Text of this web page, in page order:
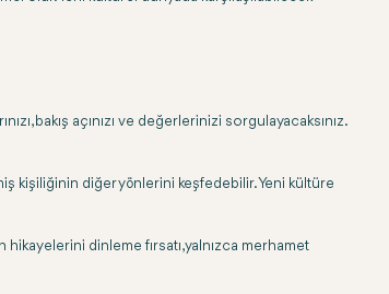
bakış açınızı ve değerlerinizi sorgulayacaksınız.
kişiliğinin diğer yönlerini keşfedebilir. Yeni kültüre
dinleme fırsatı, yalnızca merhamet